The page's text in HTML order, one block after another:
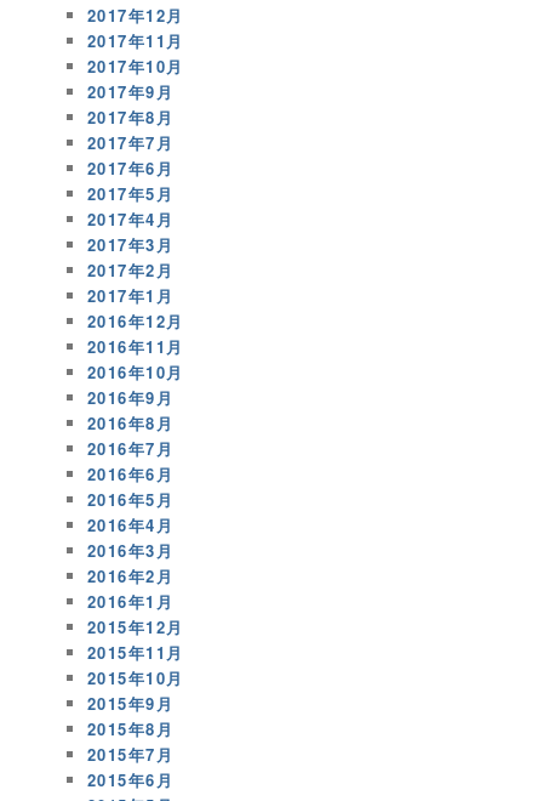
2017年12月
2017年11月
2017年10月
2017年9月
2017年8月
2017年7月
2017年6月
2017年5月
2017年4月
2017年3月
2017年2月
2017年1月
2016年12月
2016年11月
2016年10月
2016年9月
2016年8月
2016年7月
2016年6月
2016年5月
2016年4月
2016年3月
2016年2月
2016年1月
2015年12月
2015年11月
2015年10月
2015年9月
2015年8月
2015年7月
2015年6月